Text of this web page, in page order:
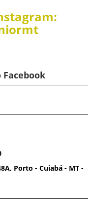
Facebook
Porto - Cuiabá - MT -